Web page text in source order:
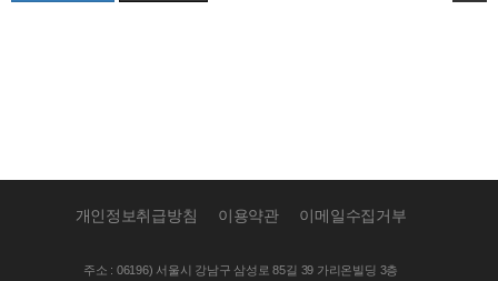
개인정보취급방침 이용약관 이메일수집거부
주소 : 06196) 서울시 강남구 삼성로 85길 39 가리온빌딩 3층